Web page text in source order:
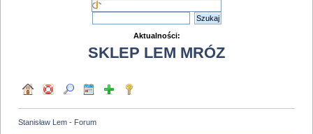
Aktualności:
SKLEP LEM MRÓZ
Stanisław Lem - Forum